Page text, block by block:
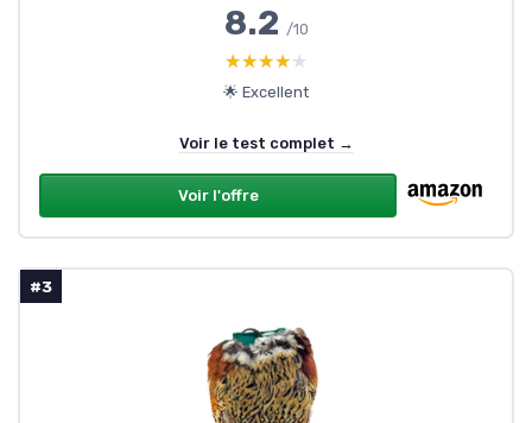
8.2 /10
★★★★★
★★★★★
🌟 Excellent
Voir le test complet →
Voir l'offre
#3